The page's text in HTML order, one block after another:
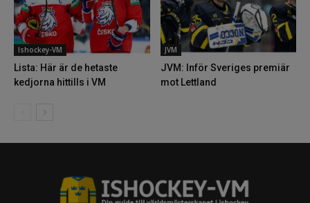
Ishockey-VM
Lista: Här är de hetaste
kedjorna hittills i VM
JVM
JVM: Inför Sveriges premiär
mot Lettland